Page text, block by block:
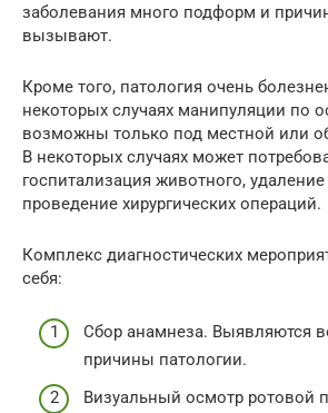
заболевания много подформ и
вызывают.
Кроме того, патология очень
некоторых случаях манипуляции по
возможны только под местной или
В некоторых случаях может
госпитализация животного, удаление
проведение хирургических операций.
Комплекс диагностических
себя:
Сбор анамнеза. Выявляются
причины патологии.
Визуальный осмотр ротовой